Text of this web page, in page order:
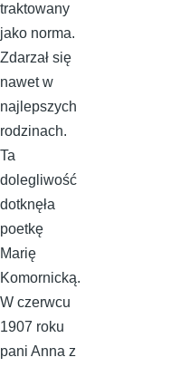
traktowany
jako norma.
Zdarzał się
nawet w
najlepszych
rodzinach.
Ta
dolegliwość
dotknęła
poetkę
Marię
Komornicką.
W czerwcu
1907 roku
pani Anna z